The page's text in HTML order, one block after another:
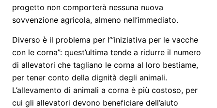
progetto non comporterà nessuna nuova
sovvenzione agricola, almeno nell’immediato.
Diverso è il problema per l’”iniziativa per le vacche
con le corna”: quest’ultima tende a ridurre il numero
di allevatori che tagliano le corna al loro bestiame,
per tener conto della dignità degli animali.
L’allevamento di animali a corna è più costoso, per
cui gli allevatori devono beneficiare dell’aiuto